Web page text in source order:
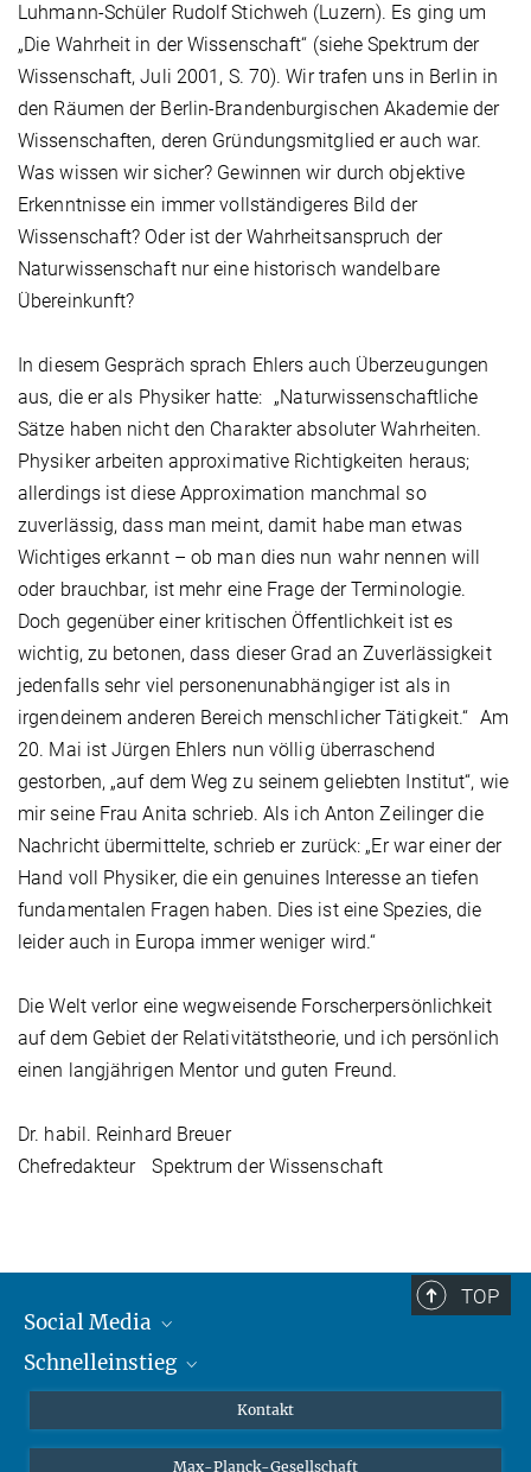
Luhmann-Schüler Rudolf Stichweh (Luzern). Es ging um
„Die Wahrheit in der Wissenschaft“ (siehe Spektrum der
Wissenschaft, Juli 2001, S. 70). Wir trafen uns in Berlin in
den Räumen der Berlin-Brandenburgischen Akademie der
Wissenschaften, deren Gründungsmitglied er auch war.
Was wissen wir sicher? Gewinnen wir durch objektive
Erkenntnisse ein immer vollständigeres Bild der
Wissenschaft? Oder ist der Wahrheitsanspruch der
Naturwissenschaft nur eine historisch wandelbare
Übereinkunft?
In diesem Gespräch sprach Ehlers auch Überzeugungen
aus, die er als Physiker hatte: „Naturwissenschaftliche
Sätze haben nicht den Charakter absoluter Wahrheiten.
Physiker arbeiten approximative Richtigkeiten heraus;
allerdings ist diese Approximation manchmal so
zuverlässig, dass man meint, damit habe man etwas
Wichtiges erkannt – ob man dies nun wahr nennen will
oder brauchbar, ist mehr eine Frage der Terminologie.
Doch gegenüber einer kritischen Öffentlichkeit ist es
wichtig, zu betonen, dass dieser Grad an Zuverlässigkeit
jedenfalls sehr viel personenunabhängiger ist als in
irgendeinem anderen Bereich menschlicher Tätigkeit.“ Am
20. Mai ist Jürgen Ehlers nun völlig überraschend
gestorben, „auf dem Weg zu seinem geliebten Institut“, wie
mir seine Frau Anita schrieb. Als ich Anton Zeilinger die
Nachricht übermittelte, schrieb er zurück: „Er war einer der
Hand voll Physiker, die ein genuines Interesse an tiefen
fundamentalen Fragen haben. Dies ist eine Spezies, die
leider auch in Europa immer weniger wird.“
Die Welt verlor eine wegweisende Forscherpersönlichkeit
auf dem Gebiet der Relativitätstheorie, und ich persönlich
einen langjährigen Mentor und guten Freund.
Dr. habil. Reinhard Breuer
Chefredakteur Spektrum der Wissenschaft
TOP
Social Media
Mastodon
Schnelleinstieg
Studierende
Kontakt
Max-Planck-Gesellschaft